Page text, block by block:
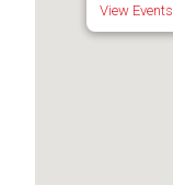
View Events